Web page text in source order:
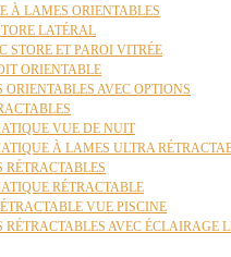
À LAMES ORIENTABLES
LATÉRAL
STORE ET PAROI VITRÉE
ORIENTABLE
AVEC OPTIONS
VUE DE NUIT
À LAMES ULTRA
RÉTRACTABLES
RÉTRACTABLE
VUE PISCINE
RÉTRACTABLES AVEC ÉCLAIRAGE